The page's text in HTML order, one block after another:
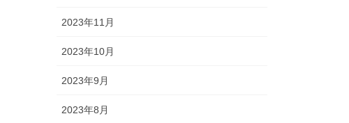
2023年11月
2023年10月
2023年9月
2023年8月